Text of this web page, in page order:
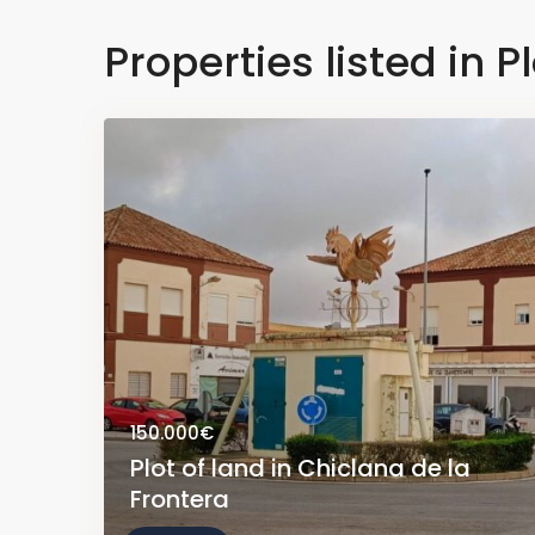
Properties listed in
150.000€
Plot of land in Chiclana de la
Frontera